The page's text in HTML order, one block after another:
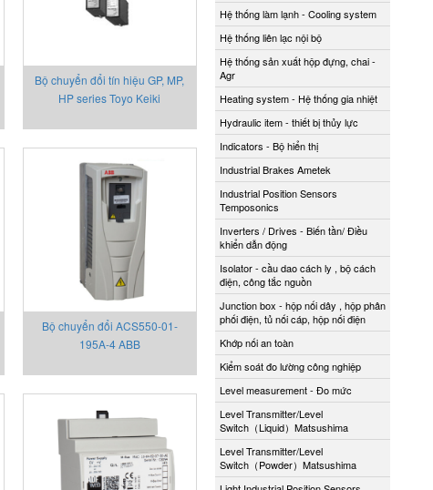
Bộ chuyển đổi tín hiệu GP, MP,
HP series Toyo Keiki
Bộ chuyển đổi ACS550-01-
195A-4 ABB
Hệ thống làm lạnh - Cooling system
Hệ thống liên lạc nội bộ
Hệ thống sản xuất hộp đựng, chai -
Agr
Heating system - Hệ thống gia nhiệt
Hydraulic item - thiết bị thủy lực
Indicators - Bộ hiển thị
Industrial Brakes Ametek
Industrial Position Sensors
Temposonics
Inverters / Drives - Biến tần/ Điều
khiển dẫn động
Isolator - cầu dao cách ly , bộ cách
điện, công tắc nguồn
Junction box - hộp nối dây , hộp phân
phối điện, tủ nối cáp, hộp nối điện
Khớp nối an toàn
Kiểm soát đo lường công nghiệp
Level measurement - Đo mức
Level Transmitter/Level
Switch（Liquid）Matsushima
Level Transmitter/Level
Switch（Powder）Matsushima